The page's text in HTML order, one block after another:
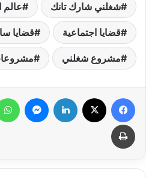
شغلني شارك تانك عالم
قضايا اجتماعية قضايا
مشروع شغلني
فيسبوك لينكدإن ماسنجر
طباعة